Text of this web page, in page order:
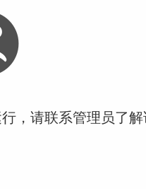
，请联系管理员了